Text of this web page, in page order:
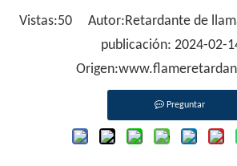
Vistas:50 Autor:Retardante de
publicación: 2024-
Origen:
Preguntar